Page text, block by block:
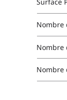
Surface
Nombre
Nombre
Nombre